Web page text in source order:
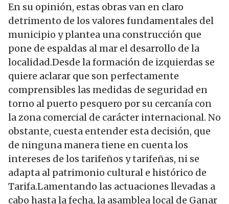
En su opinión, estas obras van en claro
detrimento de los valores fundamentales del
municipio y plantea una construcción que
pone de espaldas al mar el desarrollo de la
localidad.Desde la formación de izquierdas se
quiere aclarar que son perfectamente
comprensibles las medidas de seguridad en
torno al puerto pesquero por su cercanía con
la zona comercial de carácter internacional. No
obstante, cuesta entender esta decisión, que
de ninguna manera tiene en cuenta los
intereses de los tarifeños y tarifeñas, ni se
adapta al patrimonio cultural e histórico de
Tarifa.Lamentando las actuaciones llevadas a
cabo hasta la fecha, la asamblea local de Ganar